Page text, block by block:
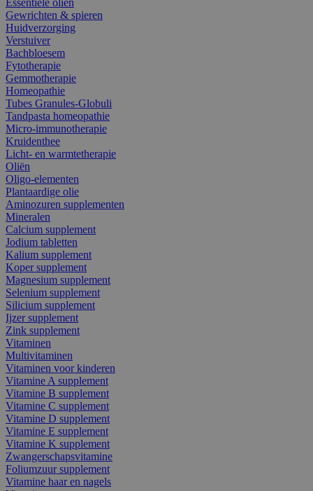
Gewrichten & spieren
Huidverzorging
Verstuiver
Bachbloesem
Fytotherapie
Gemmotherapie
Homeopathie
Tubes Granules-Globuli
Tandpasta homeopathie
Micro-immunotherapie
Kruidenthee
Licht- en warmtetherapie
Oliën
Oligo-elementen
Plantaardige olie
Aminozuren supplementen
Mineralen
Calcium supplement
Jodium tabletten
Kalium supplement
Koper supplement
Magnesium supplement
Selenium supplement
Silicium supplement
Ijzer supplement
Zink supplement
Vitaminen
Multivitaminen
Vitaminen voor kinderen
Vitamine A supplement
Vitamine B supplement
Vitamine C supplement
Vitamine D supplement
Vitamine E supplement
Vitamine K supplement
Zwangerschapsvitamine
Foliumzuur supplement
Vitamine haar en nagels